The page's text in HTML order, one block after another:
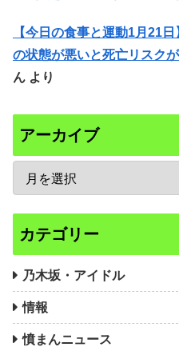
【今日の食事と運動1月21
の状態が悪いと死亡リスク
ん より
アーカイブ
カテゴリー
乃木坂・アイドル
情報
憤まんニュース